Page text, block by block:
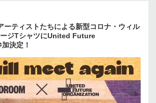
ーティストたちによる新型コロナ・ウィル
ジTシャツにUnited Future
決定！